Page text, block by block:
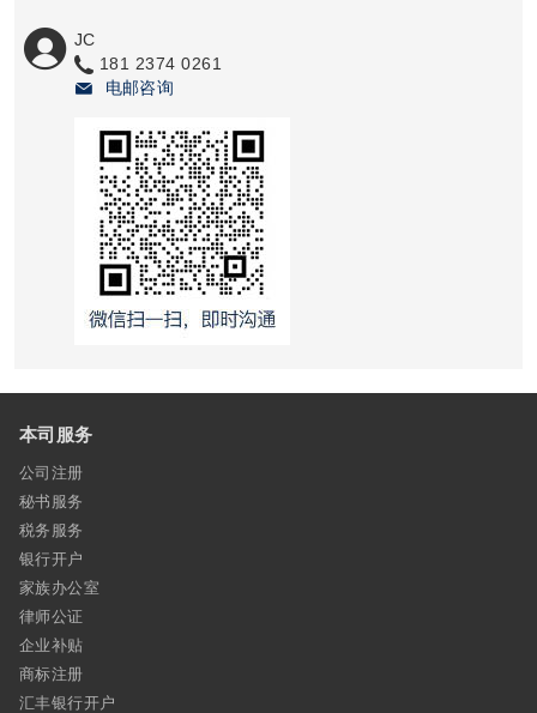
JC
181 2374 0261
电邮咨询
本司服务
公司注册
秘书服务
税务服务
银行开户
家族办公室
律师公证
企业补贴
商标注册
汇丰银行开户